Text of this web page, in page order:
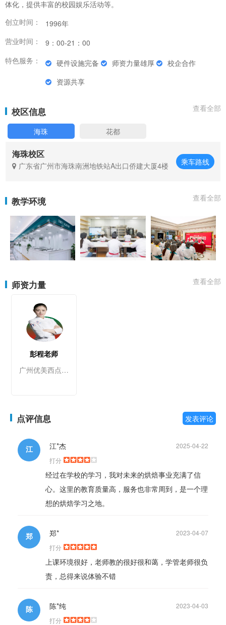
体化，提供丰富的校园娱乐活动等。
创立时间：
1996年
营业时间：
9：00-21：00
特色服务：
硬件设施完备 师资力量雄厚
校企合作
资源共享
校区信息 查看全部
海珠 花都
海珠校区
广东省广州市海珠南洲地铁站A出口侨建大厦4楼 乘车路线
教学环境 查看全部
师资力量 查看全部
彭程老师
广州优美西点烘焙学校
点评信息 发表评论
江 2025-04-22
江*杰
打分
经过在学校的学习，我对未来的烘焙事业充满了信
心。这里的教育质量高，服务也非常周到，是一个理
想的烘焙学习之地。
郑 2023-04-07
郑*
打分
上课环境很好，老师教的很好很和蔼，学管老师很负
责，总得来说体验不错
陈 2023-04-03
陈*纯
打分